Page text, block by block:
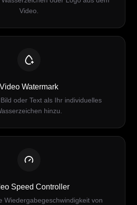
Video.
Video Watermark
oder Text als Ihr individuelles
hinzu.
Speed Controller
Wiedergabegeschwindigkeit von